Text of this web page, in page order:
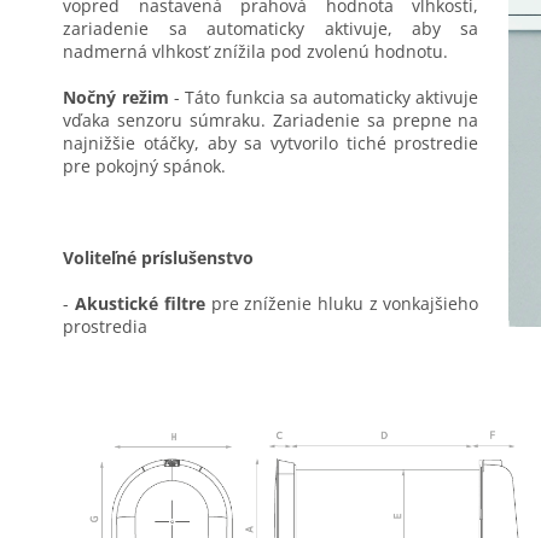
vopred nastavená prahová hodnota vlhkosti,
zariadenie sa automaticky aktivuje, aby sa
nadmerná vlhkosť znížila pod zvolenú hodnotu.
Nočný režim - Táto funkcia sa automaticky aktivuje
vďaka senzoru súmraku. Zariadenie sa prepne na
najnižšie otáčky, aby sa vytvorilo tiché prostredie
pre pokojný spánok.
Voliteľné príslušenstvo
-Akustické filtre pre zníženie hluku z vonkajšieho
prostredia